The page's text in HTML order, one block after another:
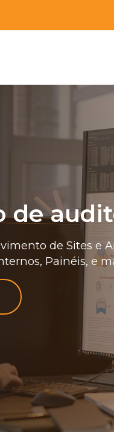
de
de Sites e
Painéis, e